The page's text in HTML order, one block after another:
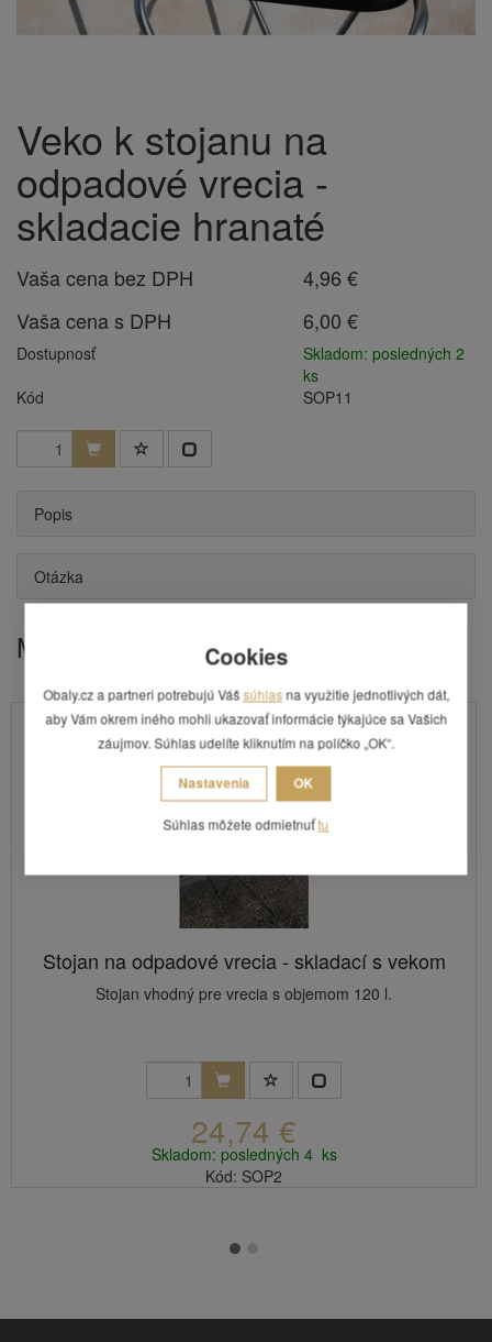
Veko k stojanu na
odpadové vrecia -
skladacie hranaté
Vaša cena bez DPH
4,96 €
Vaša cena s DPH
6,00 €
Dostupnosť
Skladom: posledných 2
ks
Kód
SOP11
Popis
Otázka
Mohlo by Vás zaujímať
Stojan na odpadové vrecia - skladací s vekom
Stojan vhodný pre vrecia s objemom 120 l.
24,74 €
Skladom: posledných 4 ks
Kód: SOP2
Cookies
Obaly.cz a partneri potrebujú Vášsúhlas na využitie jednotlivých dát,
aby Vám okrem iného mohli ukazovať informácie týkajúce sa Vašich
záujmov. Súhlas udelíte kliknutím na políčko „OK“.
Nastavenia OK
Súhlas môžete odmietnuťtu